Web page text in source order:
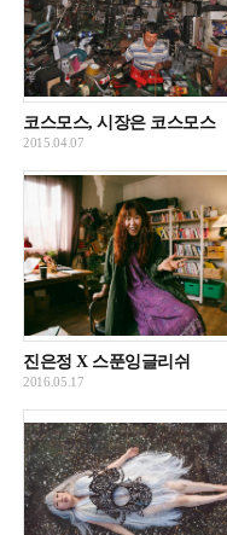
코스모스, 시장은 코스모스
2015.04.07
진은정 X 스푼잉글리쉬
2016.05.17